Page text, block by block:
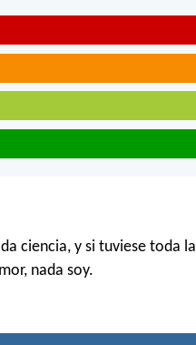
ciencia, y si tuviese toda la
nada soy.